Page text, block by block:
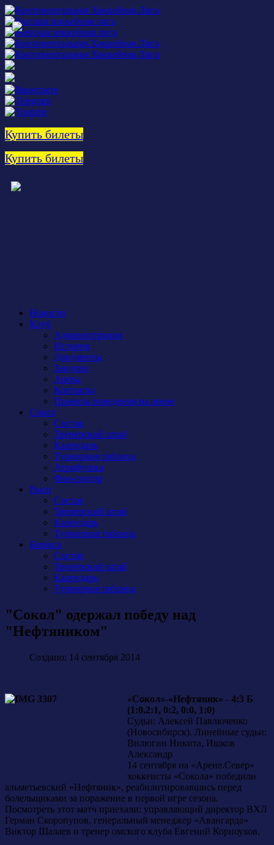
Купить билеты
Купить билеты
Новости
Клуб
Администрация
История
Документы
Закупки
Арена
Контакты
Правила поведения на арене
Сокол
Состав
Тренерский штаб
Календарь
Турнирная таблица
Атрибутика
Фан-сектор
Рыси
Состав
Тренерский штаб
Календарь
Турнирная таблица
Бирюса
Состав
Тренерский штаб
Календарь
Турнирная таблица
"Сокол" одержал победу над
"Нефтяником"
Создано: 14 сентября 2014
«Сокол»-«Нефтяник» - 4:3 Б
(1:0,2:1, 0:2, 0:0, 1:0)
Судьи: Алексей Павлюченко
(Новосибирск). Линейные судьи:
Вилюгин Никита, Ишков
Александр
14 сентября на «Арене.Север»
хоккеисты «Сокола» победили
альметьевский «Нефтяник», реабилитировавшись перед
болельщиками за поражение в первой игре сезона.
Посмотреть этот матч приехали: управляющий директор ВХЛ
Герман Скоропупов, генеральный менеджер «Авангарда»
Виктор Шалаев и тренер омского клуба Евгений Корноухов.